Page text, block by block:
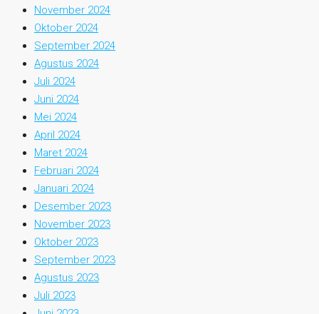
November 2024
Oktober 2024
September 2024
Agustus 2024
Juli 2024
Juni 2024
Mei 2024
April 2024
Maret 2024
Februari 2024
Januari 2024
Desember 2023
November 2023
Oktober 2023
September 2023
Agustus 2023
Juli 2023